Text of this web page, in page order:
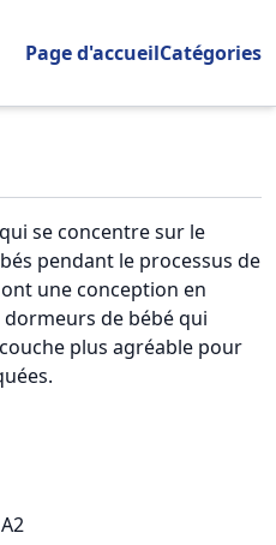
Page d'accueilCatégories
se concentre sur le
pendant le processus de
une conception en
de bébé qui
plus agréable pour